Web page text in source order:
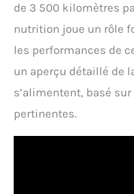
de 3 500 kilomètres
nutrition joue un rôle
les performances de
un aperçu détaillé de
s’alimentent, basé
pertinentes.